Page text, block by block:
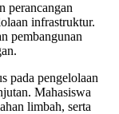
perancangan
infrastruktur.
pembangunan
pada pengelolaan
Mahasiswa
limbah, serta